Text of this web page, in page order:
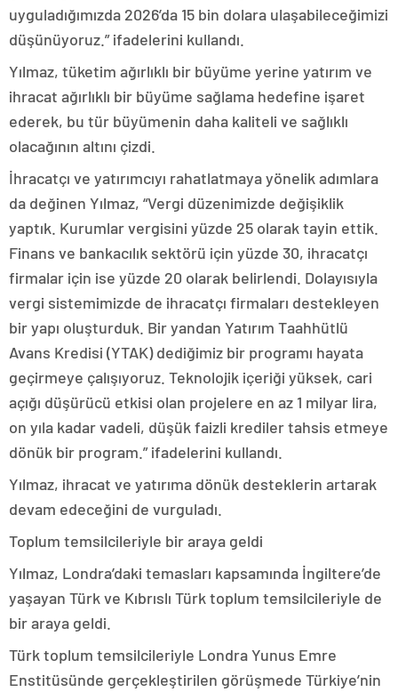
uyguladığımızda 2026’da 15 bin dolara ulaşabileceğimizi
düşünüyoruz.” ifadelerini kullandı.
Yılmaz, tüketim ağırlıklı bir büyüme yerine yatırım ve
ihracat ağırlıklı bir büyüme sağlama hedefine işaret
ederek, bu tür büyümenin daha kaliteli ve sağlıklı
olacağının altını çizdi.
İhracatçı ve yatırımcıyı rahatlatmaya yönelik adımlara
da değinen Yılmaz, “Vergi düzenimizde değişiklik
yaptık. Kurumlar vergisini yüzde 25 olarak tayin ettik.
Finans ve bankacılık sektörü için yüzde 30, ihracatçı
firmalar için ise yüzde 20 olarak belirlendi. Dolayısıyla
vergi sistemimizde de ihracatçı firmaları destekleyen
bir yapı oluşturduk. Bir yandan Yatırım Taahhütlü
Avans Kredisi (YTAK) dediğimiz bir programı hayata
geçirmeye çalışıyoruz. Teknolojik içeriği yüksek, cari
açığı düşürücü etkisi olan projelere en az 1 milyar lira,
on yıla kadar vadeli, düşük faizli krediler tahsis etmeye
dönük bir program.” ifadelerini kullandı.
Yılmaz, ihracat ve yatırıma dönük desteklerin artarak
devam edeceğini de vurguladı.
Toplum temsilcileriyle bir araya geldi
Yılmaz, Londra’daki temasları kapsamında İngiltere’de
yaşayan Türk ve Kıbrıslı Türk toplum temsilcileriyle de
bir araya geldi.
Türk toplum temsilcileriyle Londra Yunus Emre
Enstitüsünde gerçekleştirilen görüşmede Türkiye’nin